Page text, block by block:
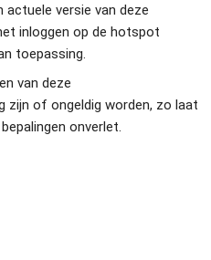
actuele versie van deze
inloggen op de hotspot
toepassing.
van deze
zijn of ongeldig worden, zo laat
onverlet.